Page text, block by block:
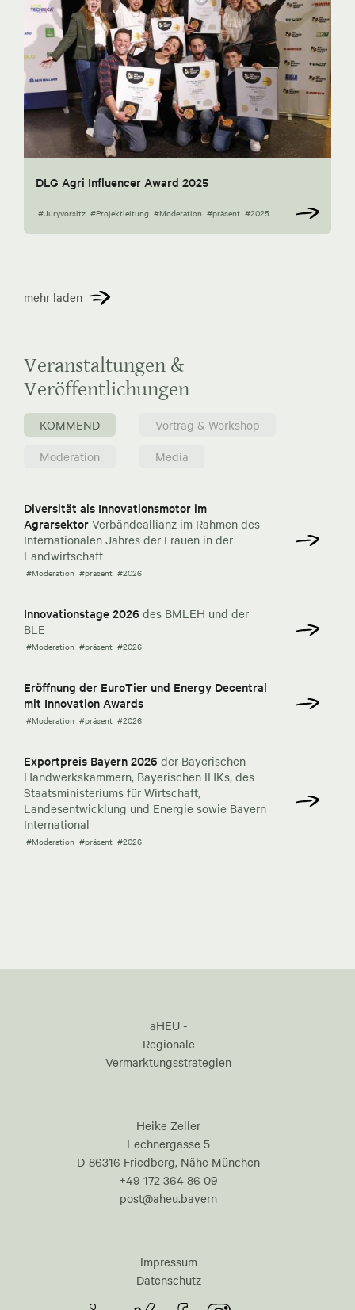
DLG Agri Influencer Award 2025
#Juryvorsitz #Projektleitung #Moderation #präsent #2025
mehr laden
Veranstaltungen &
Veröffentlichungen
KOMMEND
Vortrag & Workshop
Moderation
Media
Diversität als Innovationsmotor im
Agrarsektor Verbändeallianz im Rahmen des
Internationalen Jahres der Frauen in der
Landwirtschaft
#Moderation #präsent #2026
Innovationstage 2026 des BMLEH und der
BLE
#Moderation #präsent #2026
Eröffnung der EuroTier und Energy Decentral
mit Innovation Awards
#Moderation #präsent #2026
Exportpreis Bayern 2026 der Bayerischen
Handwerkskammern, Bayerischen IHKs, des
Staatsministeriums für Wirtschaft,
Landesentwicklung und Energie sowie Bayern
International
#Moderation #präsent #2026
aHEU -
Regionale
Vermarktungsstrategien
Heike Zeller
Lechnergasse 5
D-86316 Friedberg, Nähe München
+49 172 364 86 09
post@aheu.bayern
Impressum
Datenschutz